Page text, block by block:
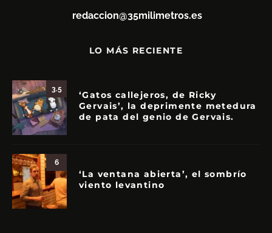
redaccion@35milimetros.es
LO MÁS RECIENTE
3.5
‘Gatos callejeros, de Ricky
Gervais’, la deprimente metedura
de pata del genio de Gervais.
6
‘La ventana abierta’, el sombrío
viento levantino